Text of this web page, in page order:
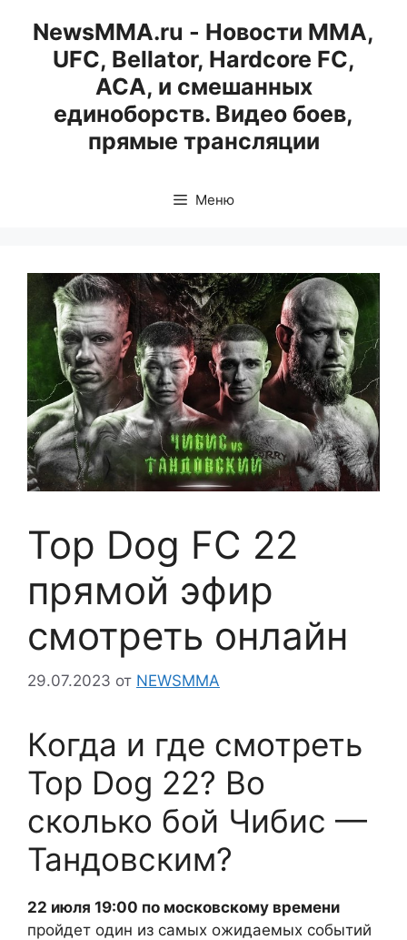
содержимому
NewsMMA.ru - Новости ММА,
UFC, Bellator, Hardcore FC,
ACA, и смешанных
единоборств. Видео боев,
прямые трансляции
Меню
Top Dog FC 22
прямой эфир
смотреть онлайн
29.07.2023 от NEWSMMA
Когда и где смотреть
Top Dog 22? Во
сколько бой Чибис —
Тандовским?
22 июля 19:00 по московскому времени
пройдет один из самых ожидаемых событий